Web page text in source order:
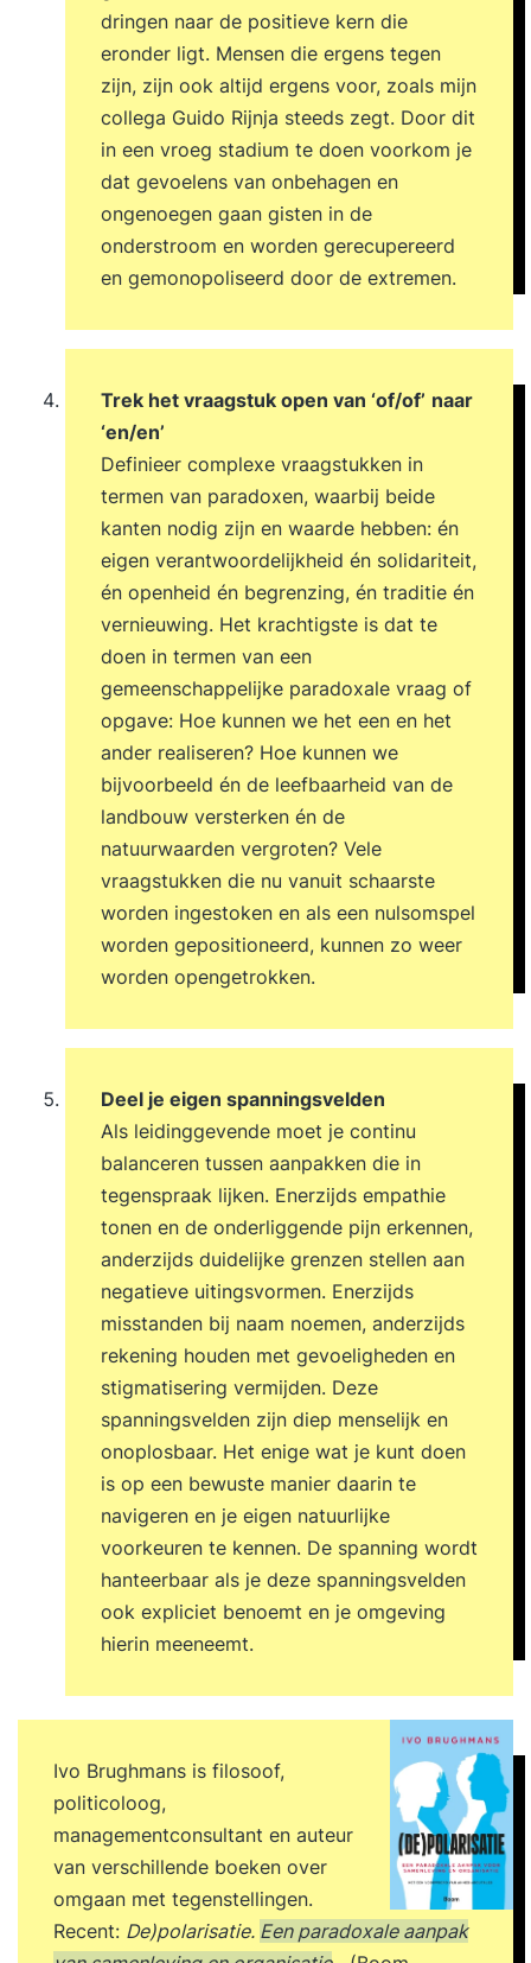
dringen naar de positieve kern die
eronder ligt. Mensen die ergens tegen
zijn, zijn ook altijd ergens voor, zoals mijn
collega Guido Rijnja steeds zegt. Door dit
in een vroeg stadium te doen voorkom je
dat gevoelens van onbehagen en
ongenoegen gaan gisten in de
onderstroom en worden gerecupereerd
en gemonopoliseerd door de extremen.
Trek het vraagstuk open van ‘of/of’ naar
‘en/en’
Definieer complexe vraagstukken in
termen van paradoxen, waarbij beide
kanten nodig zijn en waarde hebben: én
eigen verantwoordelijkheid én solidariteit,
én openheid én begrenzing, én traditie én
vernieuwing. Het krachtigste is dat te
doen in termen van een
gemeenschappelijke paradoxale vraag of
opgave: Hoe kunnen we het een en het
ander realiseren? Hoe kunnen we
bijvoorbeeld én de leefbaarheid van de
landbouw versterken én de
natuurwaarden vergroten? Vele
vraagstukken die nu vanuit schaarste
worden ingestoken en als een nulsomspel
worden gepositioneerd, kunnen zo weer
worden opengetrokken.
Deel je eigen spanningsvelden
Als leidinggevende moet je continu
balanceren tussen aanpakken die in
tegenspraak lijken. Enerzijds empathie
tonen en de onderliggende pijn erkennen,
anderzijds duidelijke grenzen stellen aan
negatieve uitingsvormen. Enerzijds
misstanden bij naam noemen, anderzijds
rekening houden met gevoeligheden en
stigmatisering vermijden. Deze
spanningsvelden zijn diep menselijk en
onoplosbaar. Het enige wat je kunt doen
is op een bewuste manier daarin te
navigeren en je eigen natuurlijke
voorkeuren te kennen. De spanning wordt
hanteerbaar als je deze spanningsvelden
ook expliciet benoemt en je omgeving
hierin meeneemt.
Ivo Brughmans is filosoof,
politicoloog,
managementconsultant en auteur
van verschillende boeken over
omgaan met tegenstellingen.
Recent: De)polarisatie. Een paradoxale aanpak